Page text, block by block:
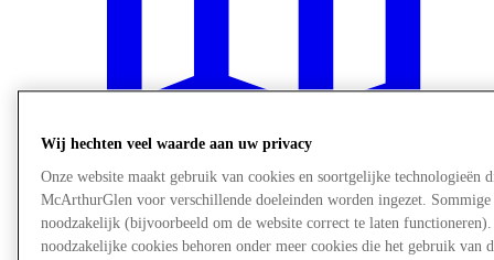
Plan je bezoek
Diensten
Wij hechten veel waarde aan uw privacy
Onze website maakt gebruik van cookies en soortgelijke technologieën
McArthurGlen voor verschillende doeleinden worden ingezet.
noodzakelijk (bijvoorbeeld om de website correct te laten
noodzakelijke cookies behoren onder meer cookies die het gebruik van